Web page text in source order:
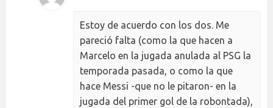
Estoy de acuerdo con los dos. Me
pareció falta (como la que hacen a
Marcelo en la jugada anulada al PSG la
temporada pasada, o como la que
hace Messi -que no le pitaron- en la
jugada del primer gol de la robontada),